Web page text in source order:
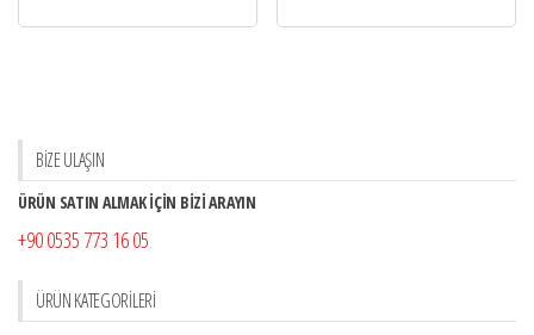
BİZE ULAŞIN
ÜRÜN SATIN ALMAK İÇİN BİZİ ARAYIN
+90 0535 773 16 05
ÜRÜN KATEGORILERI